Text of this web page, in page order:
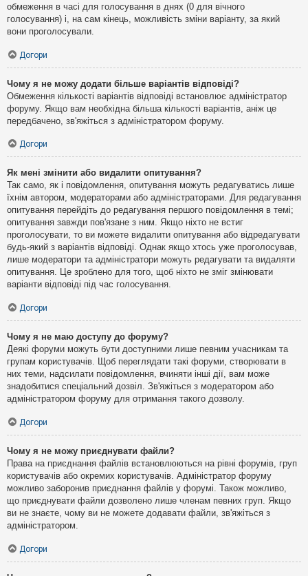
обмеження в часі для голосування в днях (0 для вічного
голосування) і, на сам кінець, можливість зміни варіанту, за який
вони проголосували.
Догори
Чому я не можу додати більше варіантів відповіді?
Обмеження кількості варіантів відповіді встановлює адміністратор
форуму. Якщо вам необхідна більша кількості варіантів, аніж це
передбачено, зв'яжіться з адміністратором форуму.
Догори
Як мені змінити або видалити опитування?
Так само, як і повідомлення, опитування можуть редагуватись лише
їхнім автором, модераторами або адміністраторами. Для редагування
опитування перейдіть до редагування першого повідомлення в темі;
опитування завжди пов'язане з ним. Якщо ніхто не встиг
проголосувати, то ви можете видалити опитування або відредагувати
будь-який з варіантів відповіді. Однак якщо хтось уже проголосував,
лише модератори та адміністратори можуть редагувати та видаляти
опитування. Це зроблено для того, щоб ніхто не зміг змінювати
варіанти відповіді під час голосування.
Догори
Чому я не маю доступу до форуму?
Деякі форуми можуть бути доступними лише певним учасникам та
групам користувачів. Щоб переглядати такі форуми, створювати в
них теми, надсилати повідомлення, вчиняти інші дії, вам може
знадобитися спеціальний дозвіл. Зв'яжіться з модератором або
адміністратором форуму для отримання такого дозволу.
Догори
Чому я не можу приєднувати файли?
Права на приєднання файлів встановлюються на рівні форумів, груп
користувачів або окремих користувачів. Адміністратор форуму
можливо заборонив приєднання файлів у форумі. Також можливо,
що приєднувати файли дозволено лише членам певних груп. Якщо
ви не знаєте, чому ви не можете додавати файли, зв'яжіться з
адміністратором.
Догори